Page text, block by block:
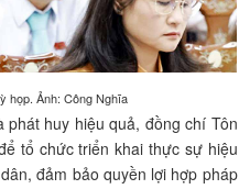
họp. Ảnh: Công Nghĩa
huy hiệu quả, đồng chí Tôn
tổ chức triển khai thực sự hiệu
đảm bảo quyền lợi hợp pháp